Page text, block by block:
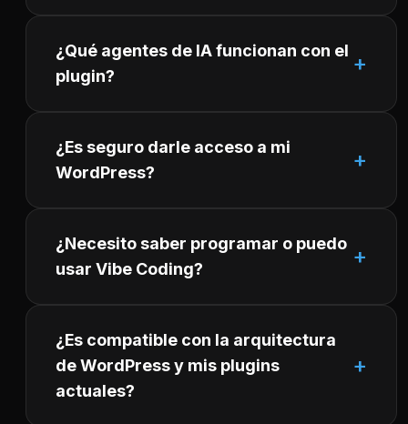
¿Qué agentes de IA funcionan con el
plugin?
¿Es seguro darle acceso a mi
WordPress?
¿Necesito saber programar o puedo
usar Vibe Coding?
¿Es compatible con la arquitectura
de WordPress y mis plugins
actuales?